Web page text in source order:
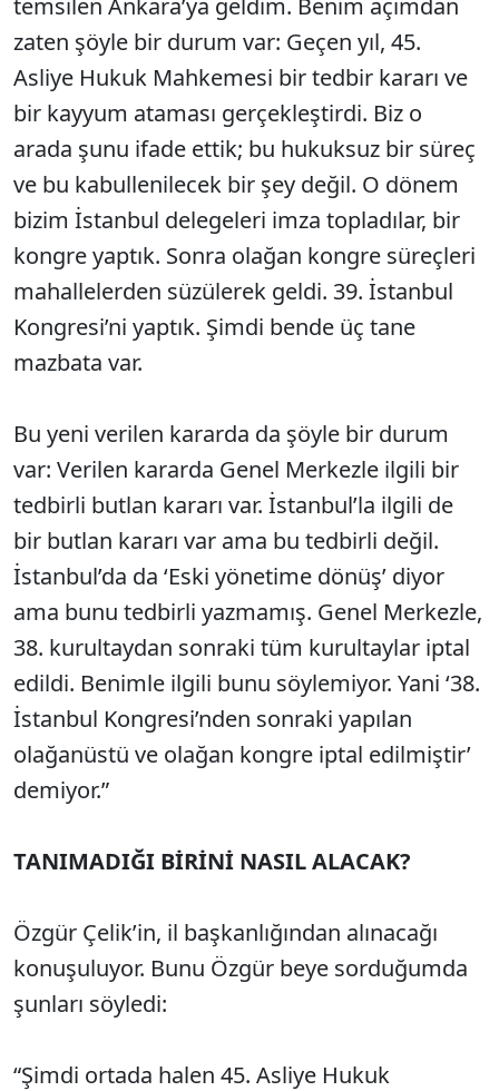
temsilen Ankara’ya geldim. Benim açımdan
zaten şöyle bir durum var: Geçen yıl, 45.
Asliye Hukuk Mahkemesi bir tedbir kararı ve
bir kayyum ataması gerçekleştirdi. Biz o
arada şunu ifade ettik; bu hukuksuz bir süreç
ve bu kabullenilecek bir şey değil. O dönem
bizim İstanbul delegeleri imza topladılar, bir
kongre yaptık. Sonra olağan kongre süreçleri
mahallelerden süzülerek geldi. 39. İstanbul
Kongresi’ni yaptık. Şimdi bende üç tane
mazbata var.
Bu yeni verilen kararda da şöyle bir durum
var: Verilen kararda Genel Merkezle ilgili bir
tedbirli butlan kararı var. İstanbul’la ilgili de
bir butlan kararı var ama bu tedbirli değil.
İstanbul’da da ‘Eski yönetime dönüş’ diyor
ama bunu tedbirli yazmamış. Genel Merkezle,
38. kurultaydan sonraki tüm kurultaylar iptal
edildi. Benimle ilgili bunu söylemiyor. Yani ‘38.
İstanbul Kongresi’nden sonraki yapılan
olağanüstü ve olağan kongre iptal edilmiştir’
demiyor.”
TANIMADIĞI BİRİNİ NASIL ALACAK?
Özgür Çelik’in, il başkanlığından alınacağı
konuşuluyor. Bunu Özgür beye sorduğumda
şunları söyledi:
“Şimdi ortada halen 45. Asliye Hukuk